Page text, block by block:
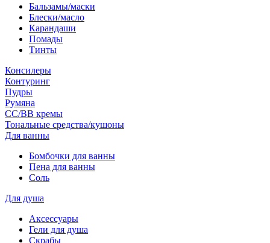
Бальзамы/маски
Блески/масло
Карандаши
Помады
Тинты
Консилеры
Контуринг
Пудры
Румяна
СС/ВВ кремы
Тональные средства/кушоны
Для ванны
Бомбочки для ванны
Пена для ванны
Соль
Для душа
Аксессуары
Гели для душа
Скрабы